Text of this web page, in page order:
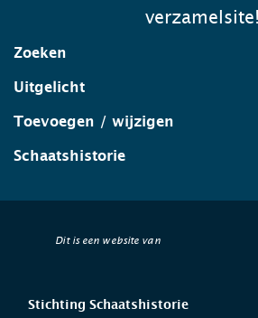
verzamelsite!
Zoeken
Uitgelicht
Toevoegen / wijzigen
Schaatshistorie
Dit is een website van
Stichting Schaatshistorie